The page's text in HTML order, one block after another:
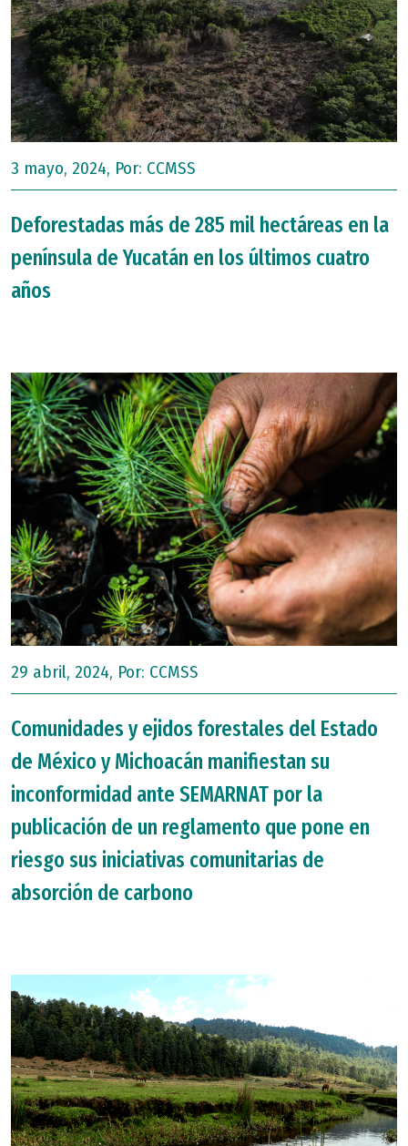
3 mayo, 2024, Por: CCMSS
Deforestadas más de 285 mil hectáreas en la
península de Yucatán en los últimos cuatro
años
29 abril, 2024, Por: CCMSS
Comunidades y ejidos forestales del Estado
de México y Michoacán manifiestan su
inconformidad ante SEMARNAT por la
publicación de un reglamento que pone en
riesgo sus iniciativas comunitarias de
absorción de carbono